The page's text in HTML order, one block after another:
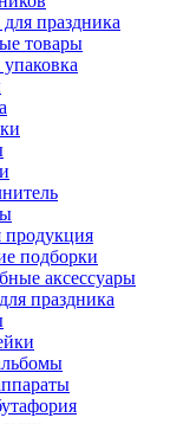
праздника
товары
продукция
подборки
аксессуары
праздника